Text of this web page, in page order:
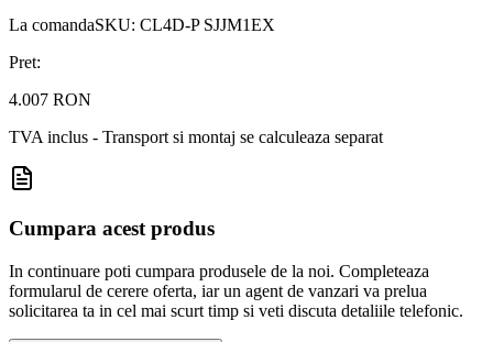
La comandaSKU: CL4D-P SJJM1EX
Pret:
4.007 RON
TVA inclus - Transport si montaj se calculeaza separat
Cumpara acest produs
In continuare poti cumpara produsele de la noi. Completeaza
formularul de cerere oferta, iar un agent de vanzari va prelua
solicitarea ta in cel mai scurt timp si veti discuta detaliile telefonic.